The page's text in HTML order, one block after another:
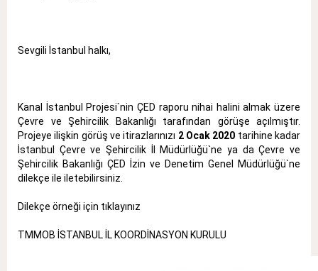
Sevgili İstanbul halkı,
Kanal İstanbul Projesi`nin ÇED raporu nihai halini almak üzere
Çevre ve Şehircilik Bakanlığı tarafından görüşe açılmıştır.
Projeye ilişkin görüş ve itirazlarınızı 2 Ocak 2020 tarihine kadar
İstanbul Çevre ve Şehircilik İl Müdürlüğü`ne ya da Çevre ve
Şehircilik Bakanlığı ÇED İzin ve Denetim Genel Müdürlüğü`ne
dilekçe ile iletebilirsiniz.
Dilekçe örneği için tıklayınız
TMMOB İSTANBUL İL KOORDİNASYON KURULU